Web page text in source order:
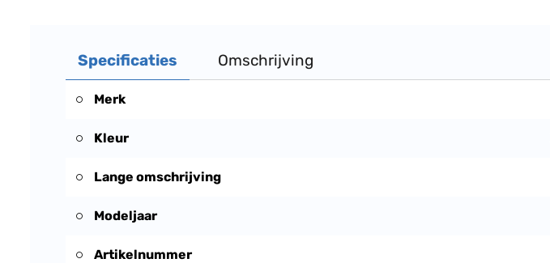
Specificaties Omschrijving
Merk
Kleur
Lange omschrijving
Modeljaar
Artikelnummer